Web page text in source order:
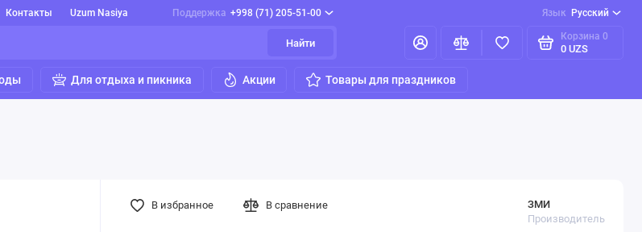
Контакты Uzum Nasiya Поддержка +998 (71) 205-51-00 Язык Русский
Найти
Корзина 0
0 UZS
Для отдыха и пикника Акции Товары для праздников
ЗМИ
Производитель
В избранное В сравнение